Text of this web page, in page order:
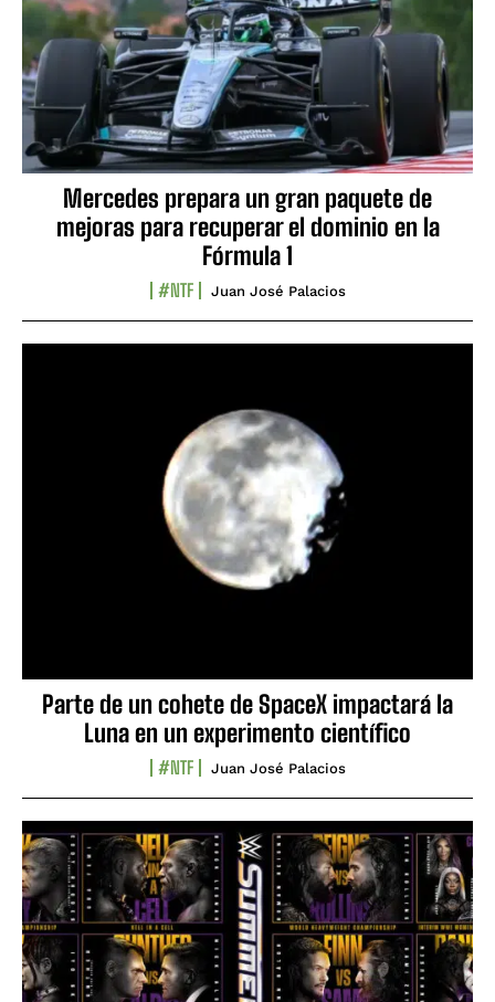
Mercedes prepara un gran paquete de
mejoras para recuperar el dominio en la
Fórmula 1
#NTF Juan José Palacios
Parte de un cohete de SpaceX impactará la
Luna en un experimento científico
#NTF Juan José Palacios